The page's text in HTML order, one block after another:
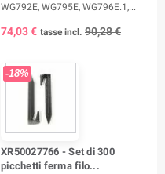
WG792E, WG795E, WG796E.1,...
74,03 € tasse incl. 90,28 €
-18%
XR50027766 - Set di 300
picchetti ferma filo...